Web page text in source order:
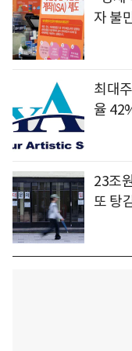
자 불
최대
율
23조
또 탕